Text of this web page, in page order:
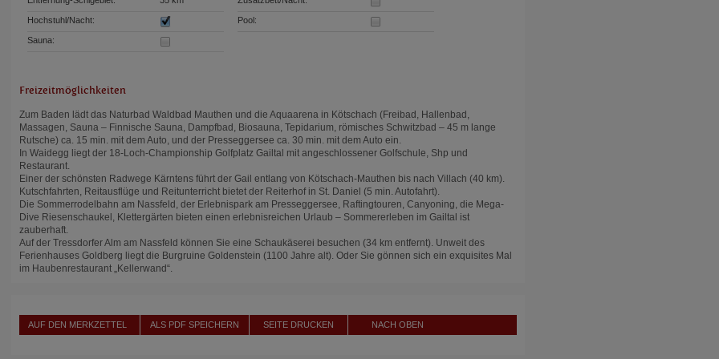
Hochstuhl/Nacht: Pool:
Sauna:
Freizeitmöglichkeiten
Zum Baden lädt das Naturbad Waldbad Mauthen und die Aquaarena in Kötschach (Freibad, Hallenbad,
Massagen, Sauna – Finnische Sauna, Dampfbad, Biosauna, Tepidarium, römisches Schwitzbad – 45 m lange
Rutsche) ca. 15 min. mit dem Auto, und der Presseggersee ca. 30 min. mit dem Auto ein.
In Waidegg liegt der 18-Loch-Championship Golfplatz Gailtal mit angeschlossener Golfschule, Shp und
Restaurant.
Einer der schönsten Radwege Kärntens führt der Gail entlang von Kötschach-Mauthen bis nach Villach (40 km).
Kutschfahrten, Reitausflüge und Reitunterricht bietet der Reiterhof in St. Daniel (5 min. Autofahrt).
Die Sommerrodelbahn am Nassfeld, der Erlebnispark am Presseggersee, Raftingtouren, Canyoning, die Mega-
Dive Riesenschaukel, Klettergärten bieten einen erlebnisreichen Urlaub – Sommererleben im Gailtal ist
zauberhaft.
Auf der Tressdorfer Alm am Nassfeld können Sie eine Schaukäserei besuchen (34 km entfernt). Unweit des
Ferienhauses Goldberg liegt die Burgruine Goldenstein (1100 Jahre alt). Oder Sie gönnen sich ein exquisites Mal
im Haubenrestaurant „Kellerwand“.
AUF DEN MERKZETTEL ALS PDF SPEICHERN SEITE DRUCKEN NACH OBEN